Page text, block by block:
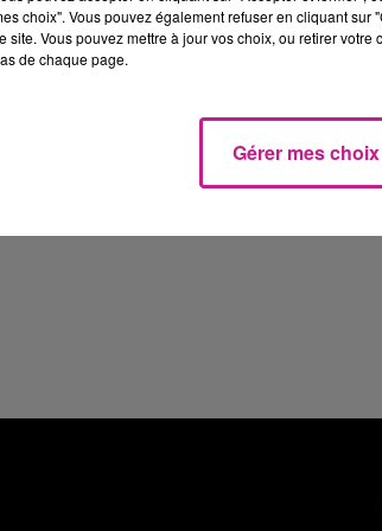
choix". Vous pouvez également refuser en cliquant
site. Vous pouvez mettre à jour vos choix, ou retirer
de chaque page.
Gérer mes choix